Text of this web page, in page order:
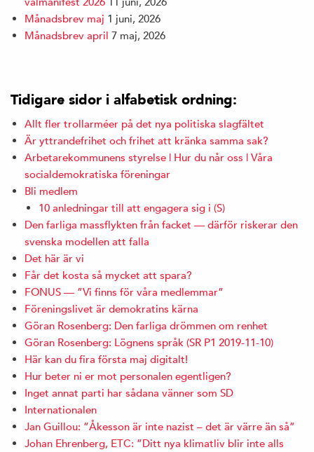
Månadsbrev maj 1 juni, 2026
Månadsbrev april 7 maj, 2026
Tidigare sidor i alfabetisk ordning:
Allt fler trollarméer på det nya politiska slagfältet
Är yttrandefrihet och frihet att kränka samma sak?
Arbetarekommunens styrelse | Hur du når oss | Våra
socialdemokratiska föreningar
Bli medlem
10 anledningar till att engagera sig i (S)
Den farliga massflykten från facket — därför riskerar den
svenska modellen att falla
Det här är vi
Får det kosta så mycket att spara?
FONUS — ”Vi finns för våra medlemmar”
Föreningslivet är demokratins kärna
Göran Rosenberg: Den farliga drömmen om renhet
Göran Rosenberg: Lögnens språk (SR P1 2019-11-10)
Här kan du fira första maj digitalt!
Hur beter ni er mot personalen egentligen?
Inget annat parti har sådana vänner som SD
Internationalen
Jan Guillou: ”Åkesson är inte nazist – det är värre än så”
Johan Ehrenberg, ETC: ”Ditt nya klimatliv blir inte alls